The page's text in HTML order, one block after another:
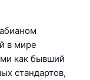
в мире
как бывший
стандартов,